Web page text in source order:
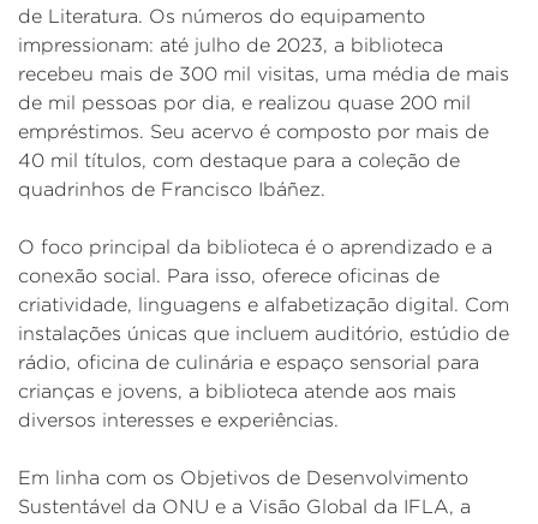
de Literatura. Os números do equipamento
impressionam: até julho de 2023, a biblioteca
recebeu mais de 300 mil visitas, uma média de mais
de mil pessoas por dia, e realizou quase 200 mil
empréstimos. Seu acervo é composto por mais de
40 mil títulos, com destaque para a coleção de
quadrinhos de Francisco Ibáñez.
O foco principal da biblioteca é o aprendizado e a
conexão social. Para isso, oferece oficinas de
criatividade, linguagens e alfabetização digital. Com
instalações únicas que incluem auditório, estúdio de
rádio, oficina de culinária e espaço sensorial para
crianças e jovens, a biblioteca atende aos mais
diversos interesses e experiências.
Em linha com os Objetivos de Desenvolvimento
Sustentável da ONU e a Visão Global da IFLA, a